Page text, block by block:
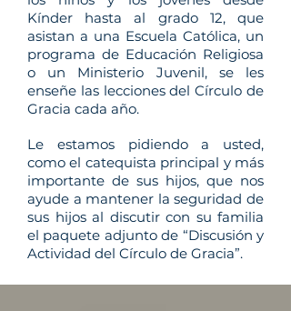
Kínder hasta al grado 12, que
asistan a una Escuela Católica, un
programa de Educación Religiosa
o un Ministerio Juvenil, se les
enseñe las lecciones del Círculo de
Gracia cada año.
Le estamos pidiendo a usted,
como el catequista principal y más
importante de sus hijos, que nos
ayude a mantener la seguridad de
sus hijos al discutir con su familia
el paquete adjunto de “Discusión y
Actividad del Círculo de Gracia”.